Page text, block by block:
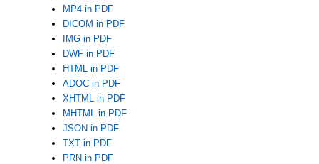
MP4 in PDF
DICOM in PDF
IMG in PDF
DWF in PDF
HTML in PDF
ADOC in PDF
XHTML in PDF
MHTML in PDF
JSON in PDF
TXT in PDF
PRN in PDF